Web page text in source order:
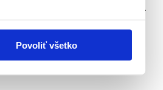
Povoliť všetko
(otupením) počas presunu..